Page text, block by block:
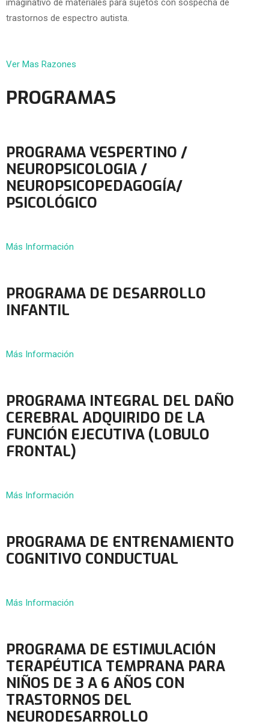
imaginativo de materiales para sujetos con sospecha de
trastornos de espectro autista.
Ver Mas Razones
PROGRAMAS
PROGRAMA VESPERTINO /
NEUROPSICOLOGIA /
NEUROPSICOPEDAGOGÍA/
PSICOLÓGICO
Más Información
PROGRAMA DE DESARROLLO
INFANTIL
Más Información
PROGRAMA INTEGRAL DEL DAÑO
CEREBRAL ADQUIRIDO DE LA
FUNCIÓN EJECUTIVA (LOBULO
FRONTAL)
Más Información
PROGRAMA DE ENTRENAMIENTO
COGNITIVO CONDUCTUAL
Más Información
PROGRAMA DE ESTIMULACIÓN
TERAPÉUTICA TEMPRANA PARA
NIÑOS DE 3 A 6 AÑOS CON
TRASTORNOS DEL
NEURODESARROLLO